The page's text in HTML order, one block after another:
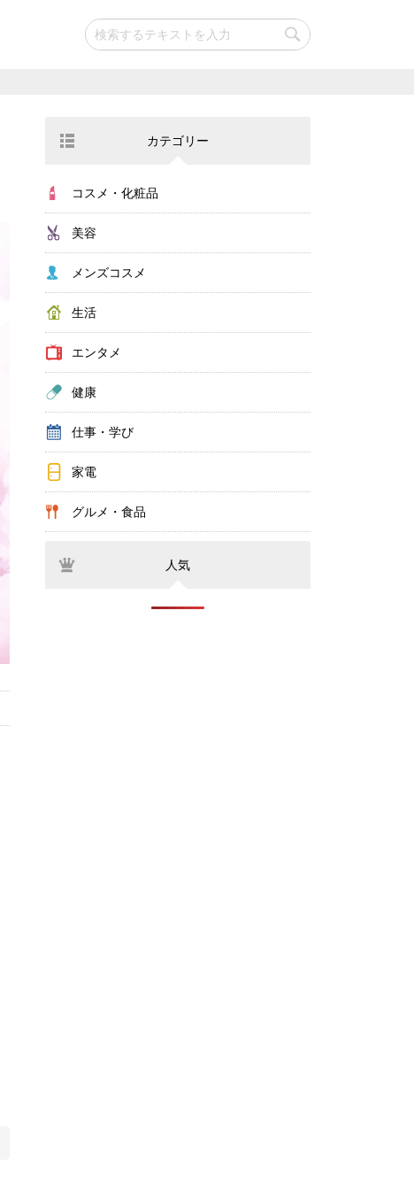
カテゴリー
コスメ・化粧品
美容
メンズコスメ
生活
エンタメ
健康
仕事・学び
家電
グルメ・食品
人気